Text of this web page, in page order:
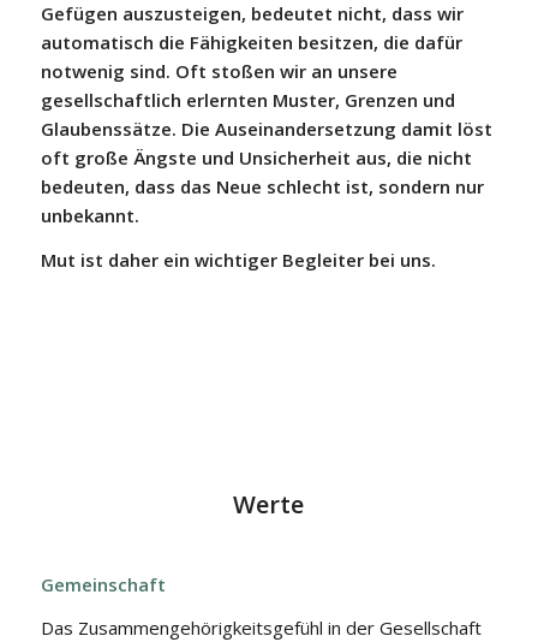
Gefügen auszusteigen, bedeutet nicht, dass wir
automatisch die Fähigkeiten besitzen, die dafür
notwenig sind. Oft stoßen wir an unsere
gesellschaftlich erlernten Muster, Grenzen und
Glaubenssätze. Die Auseinandersetzung damit löst
oft große Ängste und Unsicherheit aus, die nicht
bedeuten, dass das Neue schlecht ist, sondern nur
unbekannt.
Mut ist daher ein wichtiger Begleiter bei uns.
Werte
Gemeinschaft
Das Zusammengehörigkeitsgefühl in der Gesellschaft